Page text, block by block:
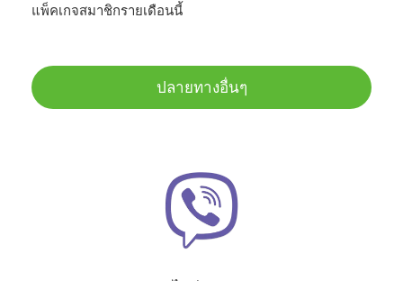
แพ็คเกจสมาชิกรายเดือนนี้
ปลายทางอื่นๆ